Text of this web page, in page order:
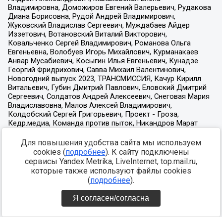
Для повышения удобства сайта мы используем
cookies (подробнее). К сайту подключены
сервисы Yandex.Metrika, LiveInternet, top.mail.ru,
которые также используют файлы cookies
(подробнее).
Я согласен/согласна